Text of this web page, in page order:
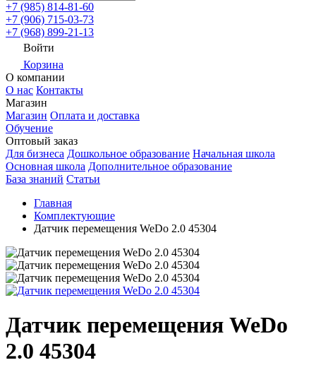
+7 (985) 814-81-60
+7 (906) 715-03-73
+7 (968) 899-21-13
Войти
Корзина
О компании
О нас Контакты
Магазин
Магазин Оплата и доставка
Обучение
Оптовый заказ
Для бизнеса Дошкольное образование Начальная школа
Основная школа Дополнительное образование
База знаний Статьи
Главная
Комплектующие
Датчик перемещения WeDo 2.0 45304
Датчик перемещения WeDo
2.0 45304